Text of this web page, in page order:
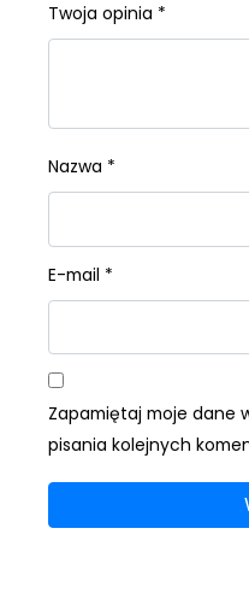
Twoja opinia *
Nazwa *
E-mail *
Zapamiętaj moje dane
pisania kolejnych